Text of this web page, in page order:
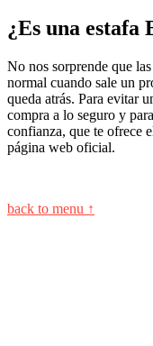
¿Es una
No nos sorprende que
normal cuando sale un
queda atrás. Para evitar
compra a lo seguro y
confianza, que te ofrece
página web oficial.
back to menu ↑